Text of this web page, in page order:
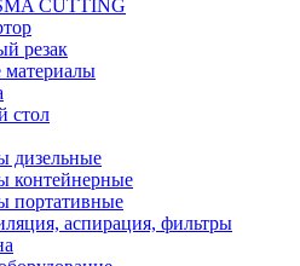
CUTTING
резак
материалы
стол
дизельные
контейнерные
портативные
аспирация, фильтры